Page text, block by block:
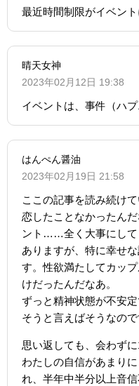
最近時間制限がイベン
晴天女神
2023年02月12日 19:38
イベントは、事件（ハプ
はんぺん醤油
2023年02月19日 21:58
ここの記事を読み続け
恋したことなかったん
ント……全く大事にして
ありますが、特に幸せ
す。性欲満たしてカッ
けだったんだなあ。
ずっと精神状態が不安
そうと言えばそうなので
思い返しても、会わず
わたしの自信があまり
れ、半年中半分以上音